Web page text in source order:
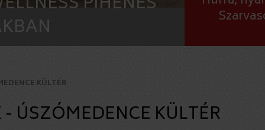
KÜLTÉR
ÚSZÓMEDENCE KÜLTÉR